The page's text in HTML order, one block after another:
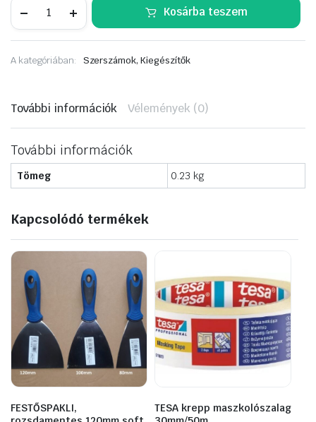
fazékkefe
65mm
22004
Kosárba teszem
A kategóriában: Szerszámok, Kiegészítők
További információk Vélemények (0)
További információk
Tömeg 0.23 kg
Kapcsolódó termékek
FESTŐSPAKLI,
TESA krepp maszkolószalag